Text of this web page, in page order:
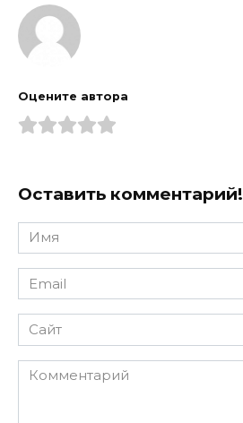
Оцените автора
Оставить комментарий!
Имя
*
Email
*
Сайт
Комментарий